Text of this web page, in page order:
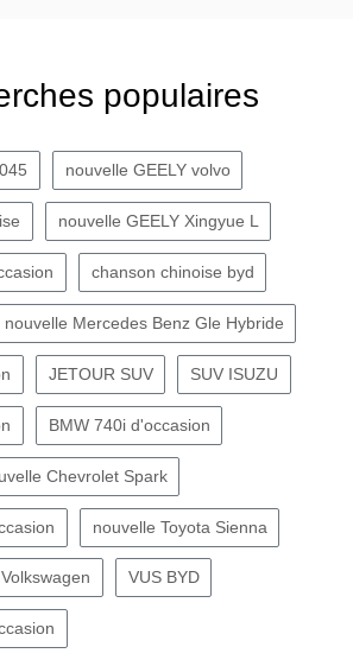
populaires
nouvelle GEELY volvo
nouvelle GEELY Xingyue L
chanson chinoise byd
nouvelle Mercedes Benz Gle Hybride
JETOUR SUV SUV ISUZU
BMW 740i d'occasion
Chevrolet Spark
nouvelle Toyota Sienna
VUS BYD